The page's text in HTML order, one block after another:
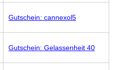
Gutschein: cannexol5
Gutschein: Gelassenheit 40